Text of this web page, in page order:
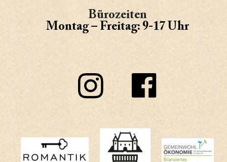
Bürozeiten
Montag – Freitag: 9-17 Uhr